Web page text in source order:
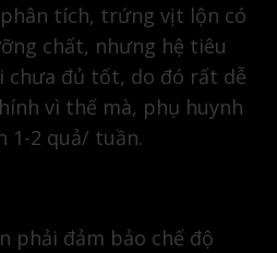
tích, trứng vịt lộn có
chất, nhưng hệ tiêu
chưa đủ tốt, do đó rất dễ
vì thế mà, phụ huynh
1-2 quả/ tuần.
phải đảm bảo chế độ